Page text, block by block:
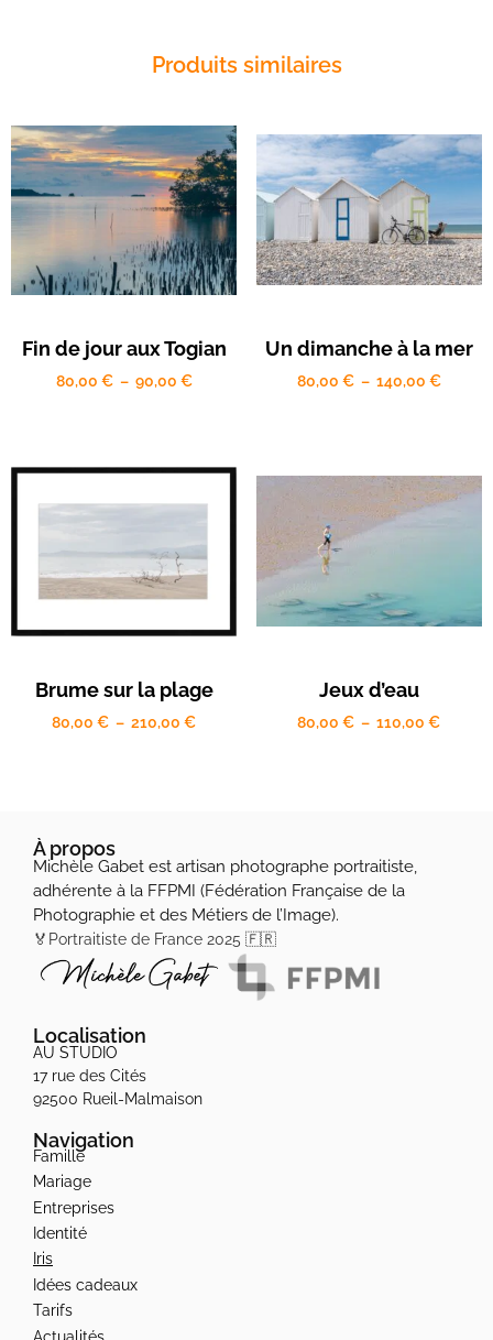
Produits similaires
Fin de jour aux Togian
80,00 € – 90,00 €
Un dimanche à la mer
80,00 € – 140,00 €
Brume sur la plage
80,00€ – 210,00€
Jeux d’eau
80,00€ – 110,00€
À propos
Michèle Gabet est artisan photographe portraitiste,
adhérente à la FFPMI (Fédération Française de la
Photographie et des Métiers de l’Image).
🏅Portraitiste de France 2025 🇫🇷
Localisation
AU STUDIO
17 rue des Cités
92500 Rueil-Malmaison
Navigation
Famille
Mariage
Entreprises
Identité
Iris
Idées cadeaux
Tarifs
Actualités